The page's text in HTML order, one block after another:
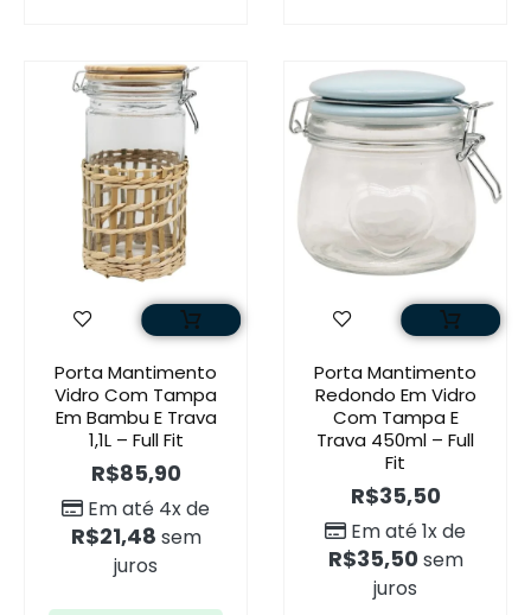
Porta Mantimento
Vidro Com Tampa
Em Bambu E Trava
1,1L – Full Fit
R$85,90
Em até 4x de
R$21,48 sem
juros
Porta Mantimento
Redondo Em Vidro
Com Tampa E
Trava 450ml – Full
Fit
R$35,50
Em até 1x de
R$35,50 sem
juros